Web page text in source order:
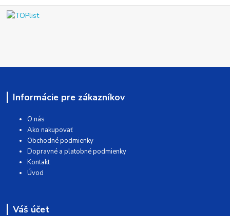
Informácie pre zákazníkov
O nás
Ako nakupovať
Obchodné podmienky
Dopravné a platobné podmienky
Kontakt
Úvod
Váš účet